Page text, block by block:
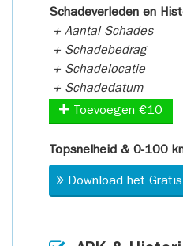
Schadeverleden en
+ Aantal Schades
+ Schadebedrag
+ Schadelocatie
+ Schadedatum
Toevoegen €10
Topsnelheid & 0-100
Download het